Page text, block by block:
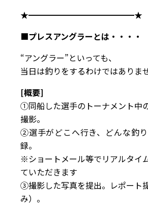
★━━━━━━━━━━━━━★
■プレスアングラーとは・・・・
“アングラー”といっても、
当日は釣りをするわけではありま
[概要]
①同船した選手のトーナメント中
撮影。
②選手がどこへ行き、どんな釣
録。
※ショートメール等でリアルタイ
ていただきます
③撮影した写真を提出。レポート
み）。